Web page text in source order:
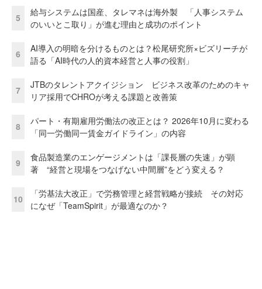
5
給与システムは国産、タレマネは海外製 「人事システム
のいいとこ取り」が進む理由と成功のポイント
6
AI導入の明暗を分けるものとは？松尾研究所×ビズリーチが
語る「AI時代の人的資本経営と人事の役割」
7
JTBのタレントアクイジション ビジネス改革のためのキャ
リア採用でCHROが考える課題と改善策
8
パート・有期雇用労働法の改正とは？ 2026年10月に変わる
「同一労働同一賃金ガイドライン」の内容
9
食品製造業のエンゲージメントは「課長層の失速」が顕
著 “経営と現場をつなげない中間層”をどう変える？
10
「労基法大改正」で労務管理と経営戦略が接続 その対応
になぜ「TeamSpirit」が最適なのか？